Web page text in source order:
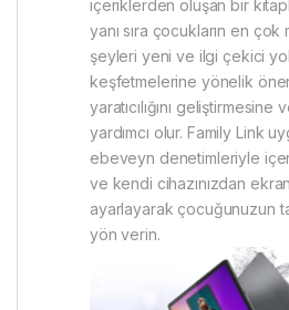
içeriklerden oluşan bir
yanı sıra çocukların en
şeyleri yeni ve ilgi çekici
keşfetmelerine yönelik
yaratıcılığını
yardımcı olur. Family Link
ebeveyn denetimleriyle
ve kendi cihazınızdan ekran
ayarlayarak çocuğunuzun
yön verin.